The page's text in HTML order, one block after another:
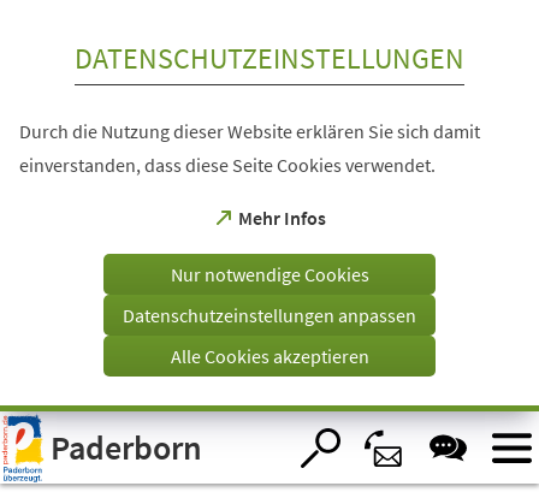
Visuelle
Assistenzsoftware
öffnen.
DATENSCHUTZEINSTELLUNGEN
Durch die Nutzung dieser Website erklären Sie sich damit
einverstanden, dass diese Seite Cookies verwendet.
Mehr Infos
(Öffnet
einem
Tab)
Nur notwendige Cookies
Datenschutzeinstellungen anpassen
Alle Cookies akzeptieren
Paderborn